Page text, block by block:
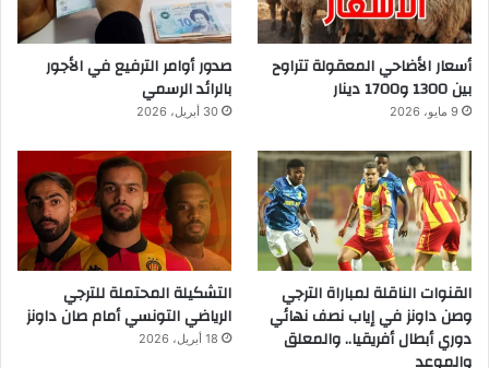
أسعار الأضاحي المعقولة تتراوح
بين 1300 و1700 دينار
9 مايو، 2026
صدور أوامر الترفيع في الأجور
بالرائد الرسمي
30 أبريل، 2026
القنوات الناقلة لمباراة الترجي
وصن داونز في إياب نصف نهائي
دوري أبطال أفريقيا.. والمعلق
التشكيلة المحتملة للترجي
الرياضي التونسي أمام صان داونز
18 أبريل، 2026